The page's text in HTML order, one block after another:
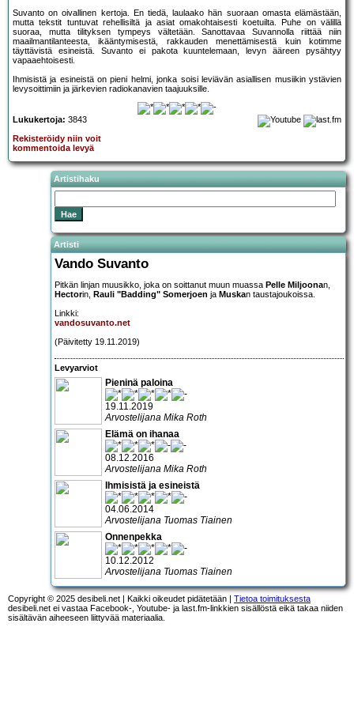
Suvanto on oivallinen kertoja. En tiedä, laulaako hän suoraan omasta elämästään,
mutta tekstit tuntuvat rehellisiltä ja asiat omakohtaisesti koetuilta. Puhe on välillä
suoraa, mutta tilityksen tympeys vältetään. Sanottavaa Suvannolla riittää niin
maailmantilanteesta, ikääntymisestä, rakkauden menettämisestä kuin kotimme
täyttävistä esineistä. Suvanto ei pakota kuuntelemaan, levyn ääreen pysähtyy
vapaaehtoisesti.
Ihmisistä ja esineistä on pieni helmi, jonka soisi leviävän asiallisen musiikin ystävien
levysoittimiin ja järkevien radiokanavien taajuuksille.
Lukukertoja: 3843
Rekisteröidy niin voit
kommentoida levyä
Artistihaku
Artisti
Vando Suvanto
Pitkän linjan muusikko, joka on soittanut muun muassa Pelle Miljoonan,
Hectorin, Rauli "Badding" Somerjoen ja Muskan taustajoukoissa.
Linkki:
vandosuvanto.net
(Päivitetty 19.11.2019)
Levyarviot
Pieninä paloina
19.11.2019
Arvostelijana Mika Roth
Elämä on ihanaa
08.12.2016
Arvostelijana Mika Roth
Ihmisistä ja esineistä
04.06.2014
Arvostelijana Tuomas Tiainen
Onnenpekka
10.12.2012
Arvostelijana Tuomas Tiainen
Copyright © 2025 desibeli.net | Kaikki oikeudet pidätetään | Tietoa toimituksesta
desibeli.net ei vastaa Facebook-, Youtube- ja last.fm-linkkien sisällöstä eikä takaa niiden
sisältävän aiheeseen liittyvää materiaalia.